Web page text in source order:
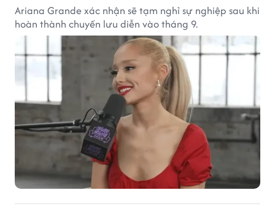
Ariana Grande xác nhận sẽ tạm nghỉ sự nghiệp sau khi
hoàn thành chuyến lưu diễn vào tháng 9.